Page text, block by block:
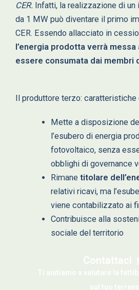
CER. Infatti, la realizzazione di
da 1 MW può diventare il primo
CER. Essendo allacciato in
l’energia prodotta verrà
essere consumata dai membri
Il produttore terzo: caratteristiche
Mette a disposizione
l’esubero di energia
fotovoltaico, senza
obblighi di governance
Rimanetitolare
relativi ricavi, ma
viene contabilizzato ai
Contribuisce alla
sociale del territorio